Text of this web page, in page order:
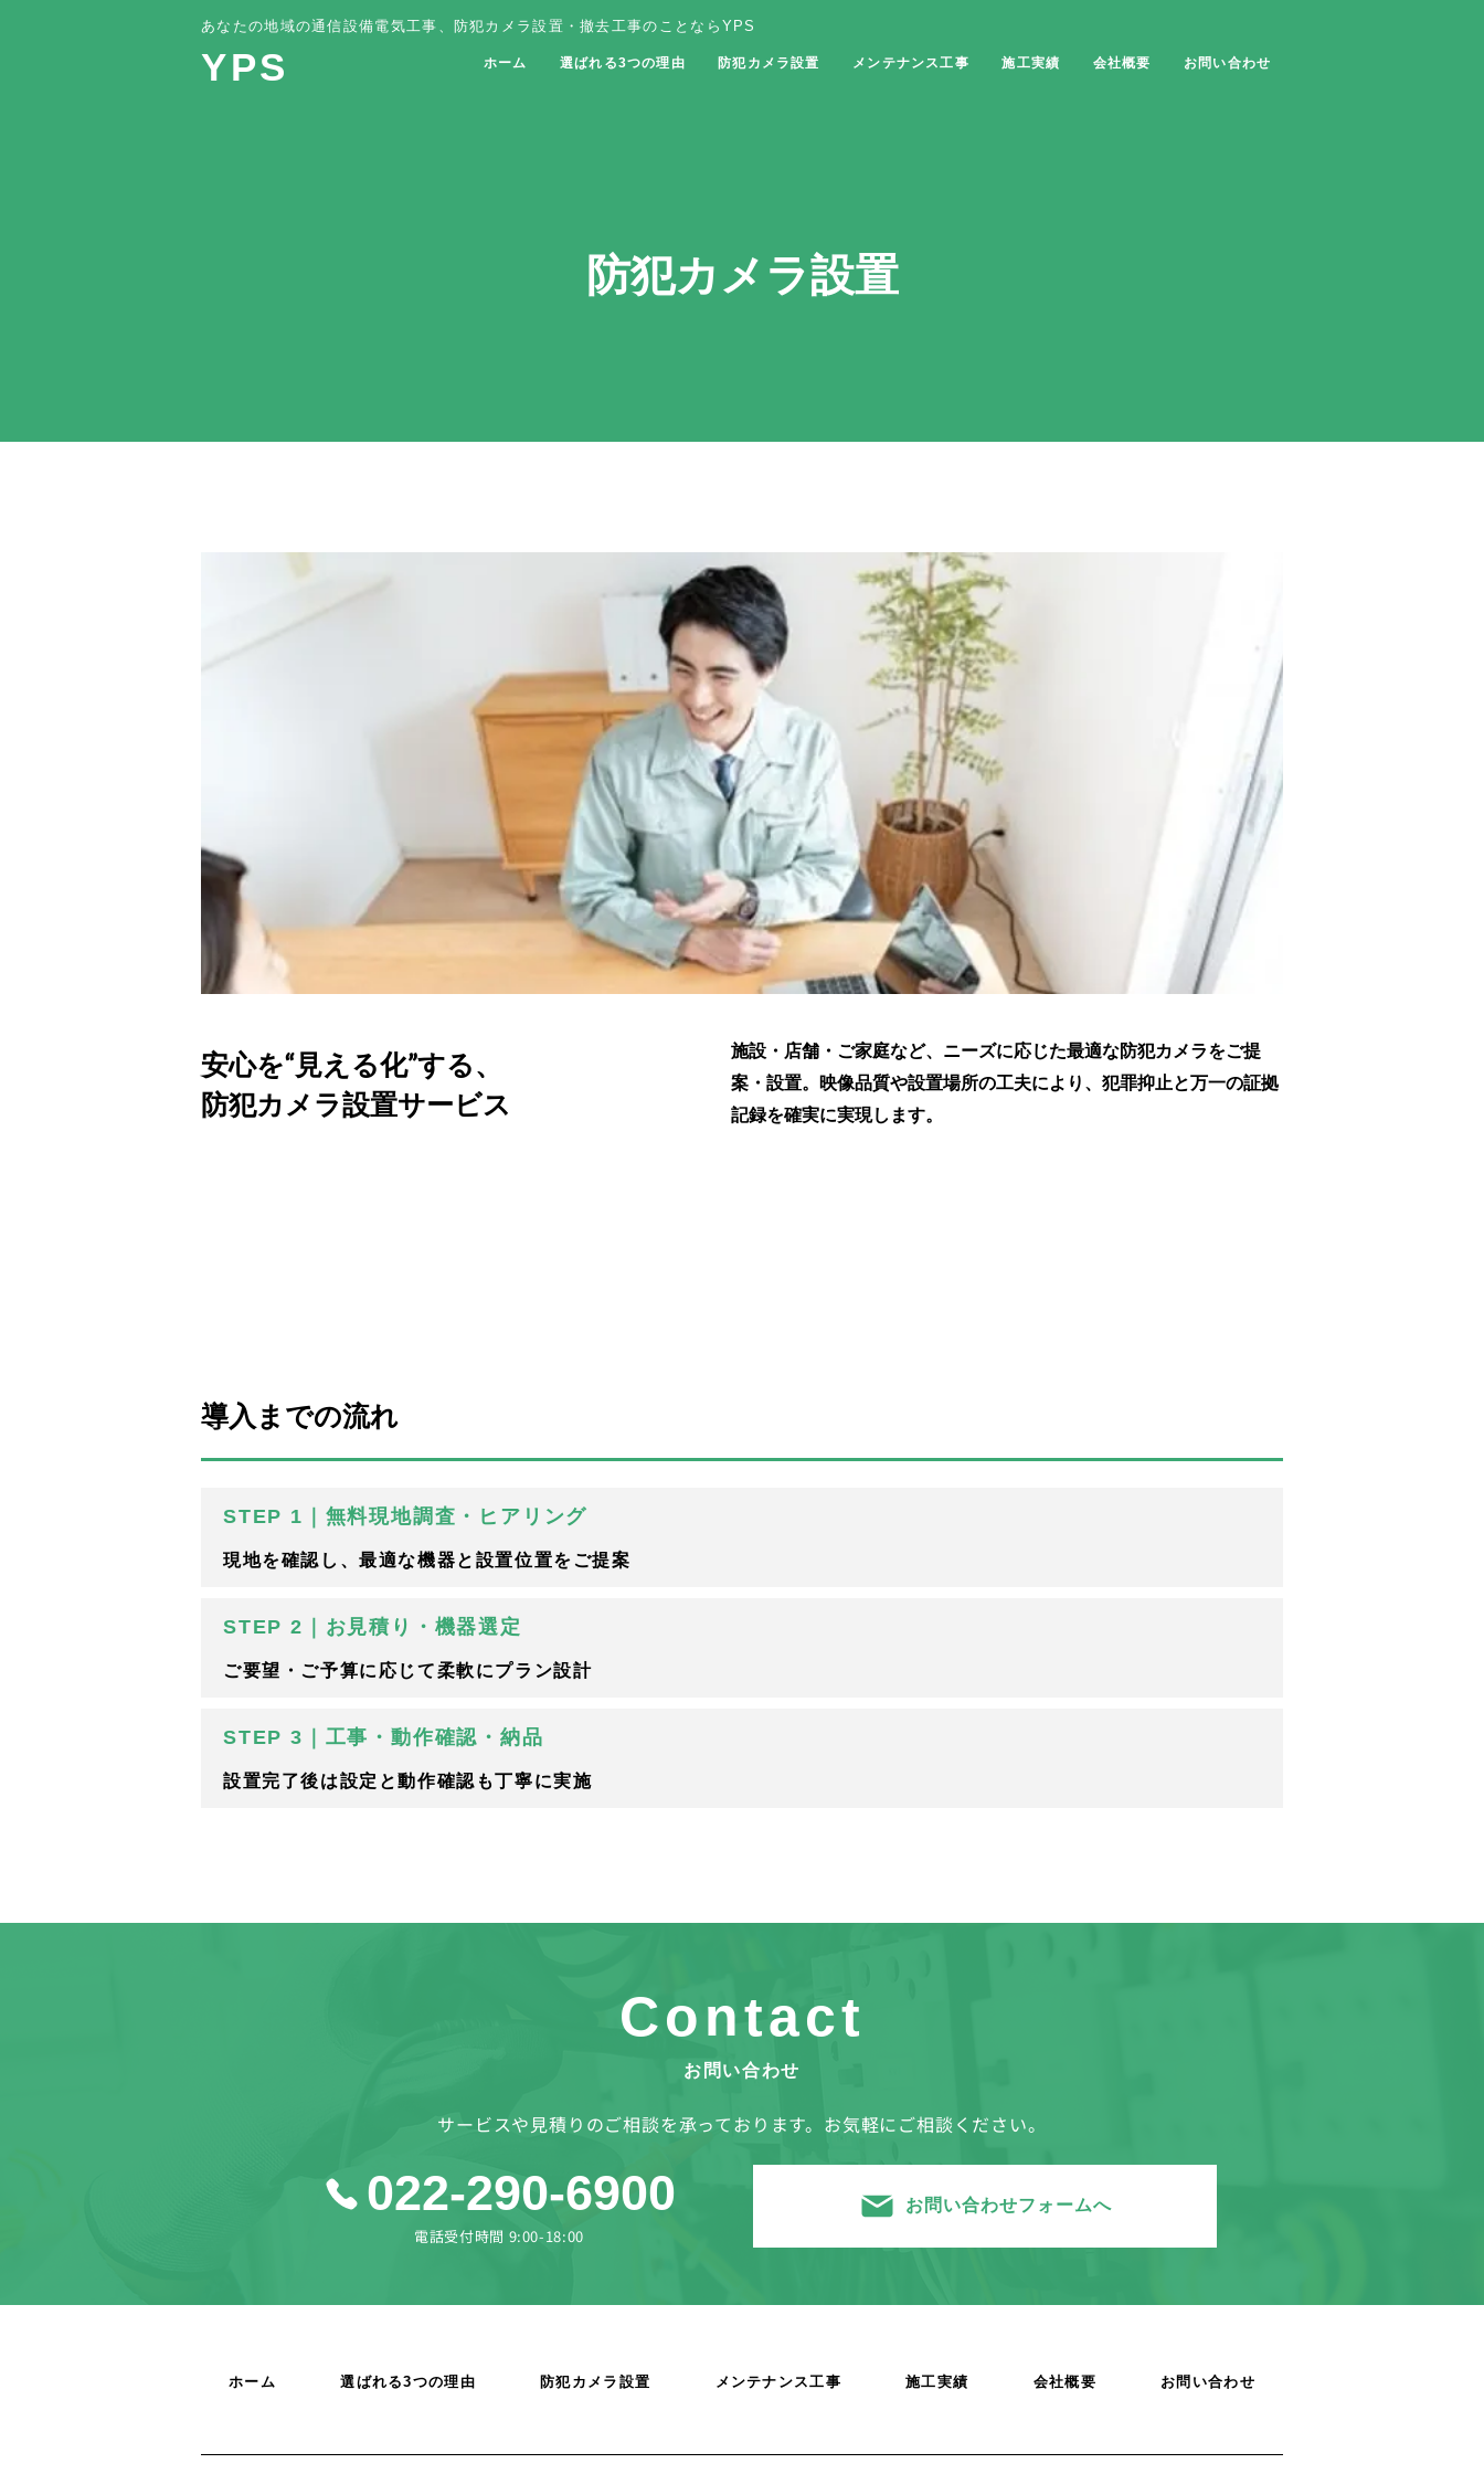
あなたの地域の通信設備電気工事、防犯カメラ設置・撤去工事のことならYPS
YPS ホーム 選ばれる3つの理由 防犯カメラ設置 メンテナンス工事 施工実績 会社概要 お問い合わせ
防犯カメラ設置
安心を“見える化”する、
防犯カメラ設置サービス
施設・店舗・ご家庭など、ニーズに応じた最適な防犯カメラをご提
案・設置。映像品質や設置場所の工夫により、犯罪抑止と万一の証拠
記録を確実に実現します。
導入までの流れ
STEP 1｜無料現地調査・ヒアリング
現地を確認し、最適な機器と設置位置をご提案
STEP 2｜お見積り・機器選定
ご要望・ご予算に応じて柔軟にプラン設計
STEP 3｜工事・動作確認・納品
設置完了後は設定と動作確認も丁寧に実施
Contact
お問い合わせ
サービスや見積りのご相談を承っております。お気軽にご相談ください。
022-290-6900
電話受付時間 9:00-18:00
お問い合わせフォームへ
ホーム 選ばれる3つの理由 防犯カメラ設置 メンテナンス工事 施工実績 会社概要 お問い合わせ